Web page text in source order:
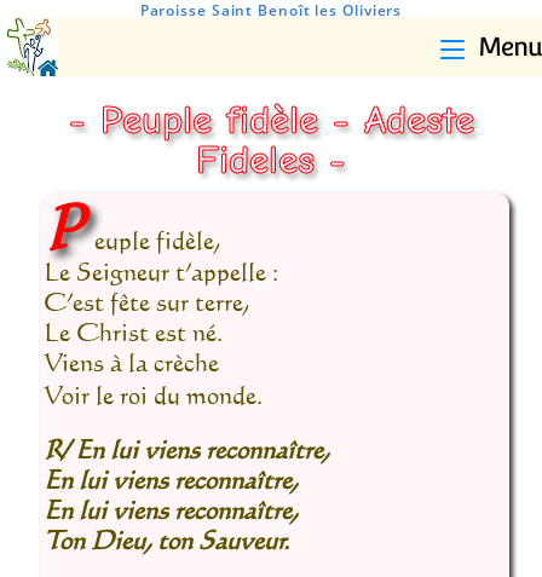
Paroisse Saint Benoît les Oliviers
Menu
- Peuple fidèle - Adeste
Fideles -
P euple fidèle,
Le Seigneur t’appelle :
C’est fête sur terre,
Le Christ est né.
Viens à la crèche
Voir le roi du monde.
R/ En lui viens reconnaître,
En lui viens reconnaître,
En lui viens reconnaître,
Ton Dieu, ton Sauveur.